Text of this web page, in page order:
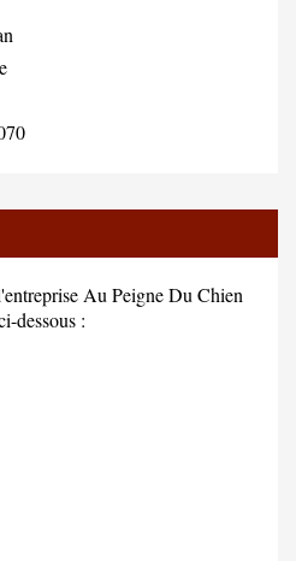
Au Peigne Du Chien
dessous :